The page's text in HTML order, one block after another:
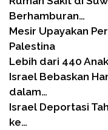
Berhamburan…
Mesir Upayakan
Palestina
Lebih dari 440
Israel Bebaskan
dalam…
Israel Deportasi
ke…